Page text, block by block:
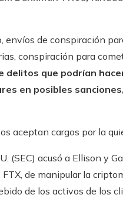
envíos de conspiración
conspiración para
delitos que podrían
en posibles
aceptan cargos por la
(SEC) acusó a Ellison y
de manipular la
de los activos de los